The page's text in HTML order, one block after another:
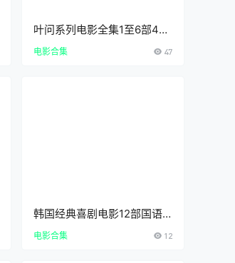
叶问系列电影全集1至6部4K
高清中文字幕迅雷百度云下载
甄子丹经典功夫动作片
电影合集 47
韩国经典喜剧电影12部国语
配音中文字幕超清合集下载在
线观看
电影合集 12